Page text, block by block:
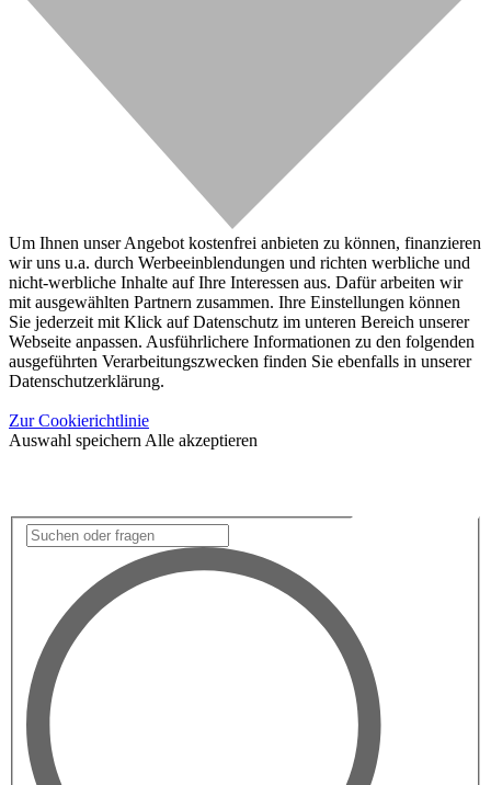
Um Ihnen unser Angebot kostenfrei anbieten zu können, finanzieren
wir uns u.a. durch Werbeeinblendungen und richten werbliche und
nicht-werbliche Inhalte auf Ihre Interessen aus. Dafür arbeiten wir
mit ausgewählten Partnern zusammen. Ihre Einstellungen können
Sie jederzeit mit Klick auf Datenschutz im unteren Bereich unserer
Webseite anpassen. Ausführlichere Informationen zu den folgenden
ausgeführten Verarbeitungszwecken finden Sie ebenfalls in unserer
Datenschutzerklärung.
Zur Cookierichtlinie
Auswahl speichern Alle akzeptieren